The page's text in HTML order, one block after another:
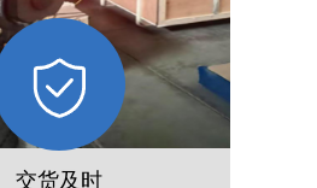
用MMO涂层钛阳极
交货及时